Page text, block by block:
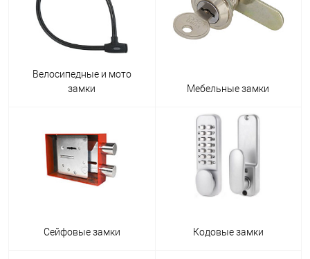
Велосипедные и мото
замки
Мебельные замки
Сейфовые замки Кодовые замки